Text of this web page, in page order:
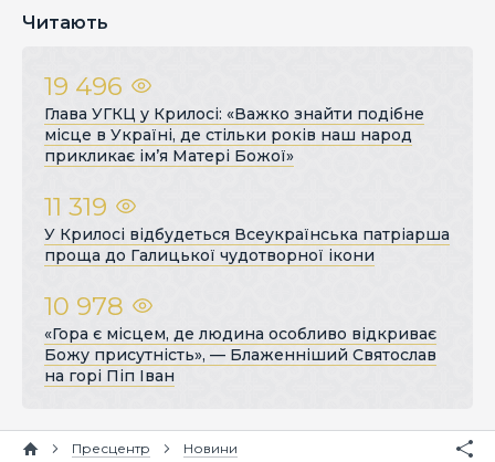
Читають
19 496
Глава УГКЦ у Крилосі: «Важко знайти подібне
місце в Україні, де стільки років наш народ
прикликає ім’я Матері Божої»
11 319
У Крилосі відбудеться Всеукраїнська патріарша
проща до Галицької чудотворної ікони
10 978
«Гора є місцем, де людина особливо відкриває
Божу присутність», — Блаженніший Святослав
на горі Піп Іван
Пресцентр Новини